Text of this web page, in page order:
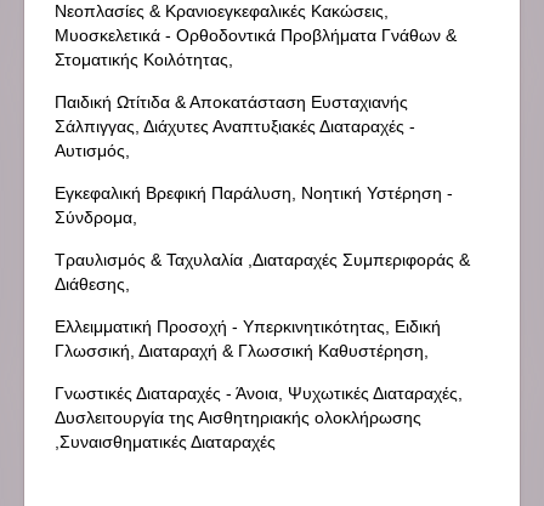
Νεοπλασίες & Κρανιοεγκεφαλικές Κακώσεις,
Μυοσκελετικά - Ορθοδοντικά Προβλήματα Γνάθων &
Στοματικής Κοιλότητας,
Παιδική Ωτίτιδα & Αποκατάσταση Ευσταχιανής
Σάλπιγγας, Διάχυτες Αναπτυξιακές Διαταραχές -
Αυτισμός,
Εγκεφαλική Βρεφική Παράλυση, Νοητική Υστέρηση -
Σύνδρομα,
Τραυλισμός & Ταχυλαλία ,Διαταραχές Συμπεριφοράς &
Διάθεσης,
Ελλειμματική Προσοχή - Υπερκινητικότητας, Ειδική
Γλωσσική, Διαταραχή & Γλωσσική Καθυστέρηση,
Γνωστικές Διαταραχές - Άνοια, Ψυχωτικές Διαταραχές,
Δυσλειτουργία της Αισθητηριακής ολοκλήρωσης
,Συναισθηματικές Διαταραχές